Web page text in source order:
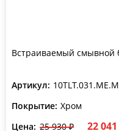
Встраиваемый смывной
Артикул:
Покрытие: Хром
Цена: 25 930 ₽ 22